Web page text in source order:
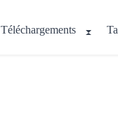
Téléchargements